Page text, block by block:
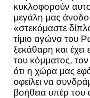
κυκλοφορούν
μεγάλη μας
«στεκόμαστε
τίμιο αγώνα του
ξεκάθαρη και
του κόμματος,
ότι η χώρα μας
οφείλει να
βοήθεια υπέρ του